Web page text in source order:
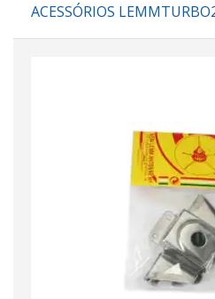
ACESSÓRIOS